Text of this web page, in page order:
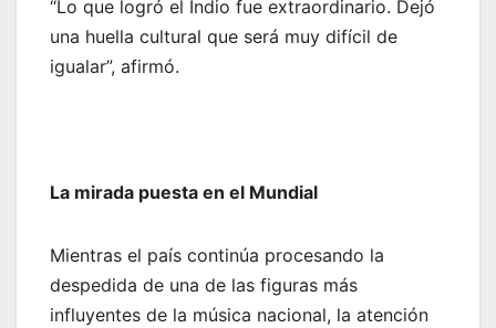
“Lo que logró el Indio fue extraordinario. Dejó
una huella cultural que será muy difícil de
igualar”, afirmó.
La mirada puesta en el Mundial
Mientras el país continúa procesando la
despedida de una de las figuras más
influyentes de la música nacional, la atención